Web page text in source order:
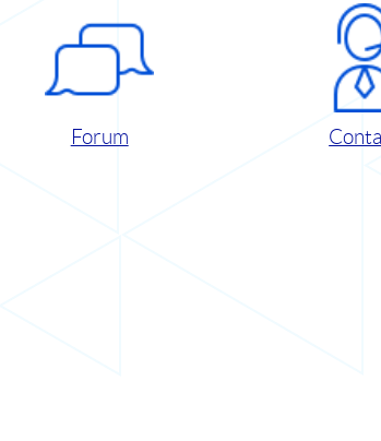
Forum